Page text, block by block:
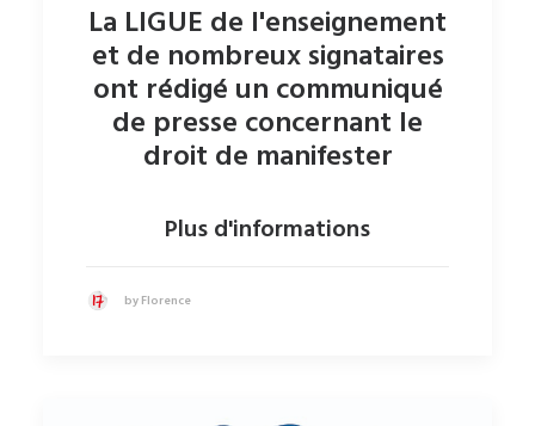
La LIGUE de l'enseignement
et de nombreux signataires
ont rédigé un communiqué
de presse concernant le
droit de manifester
Plus d'informations
by Florence